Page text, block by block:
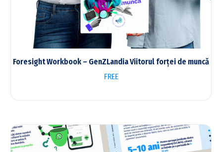
Foresight Workbook – GenZLandia Viitorul forței de muncă
FREE